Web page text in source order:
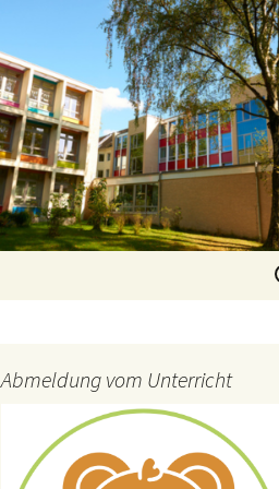
Abmeldung vom Unterricht